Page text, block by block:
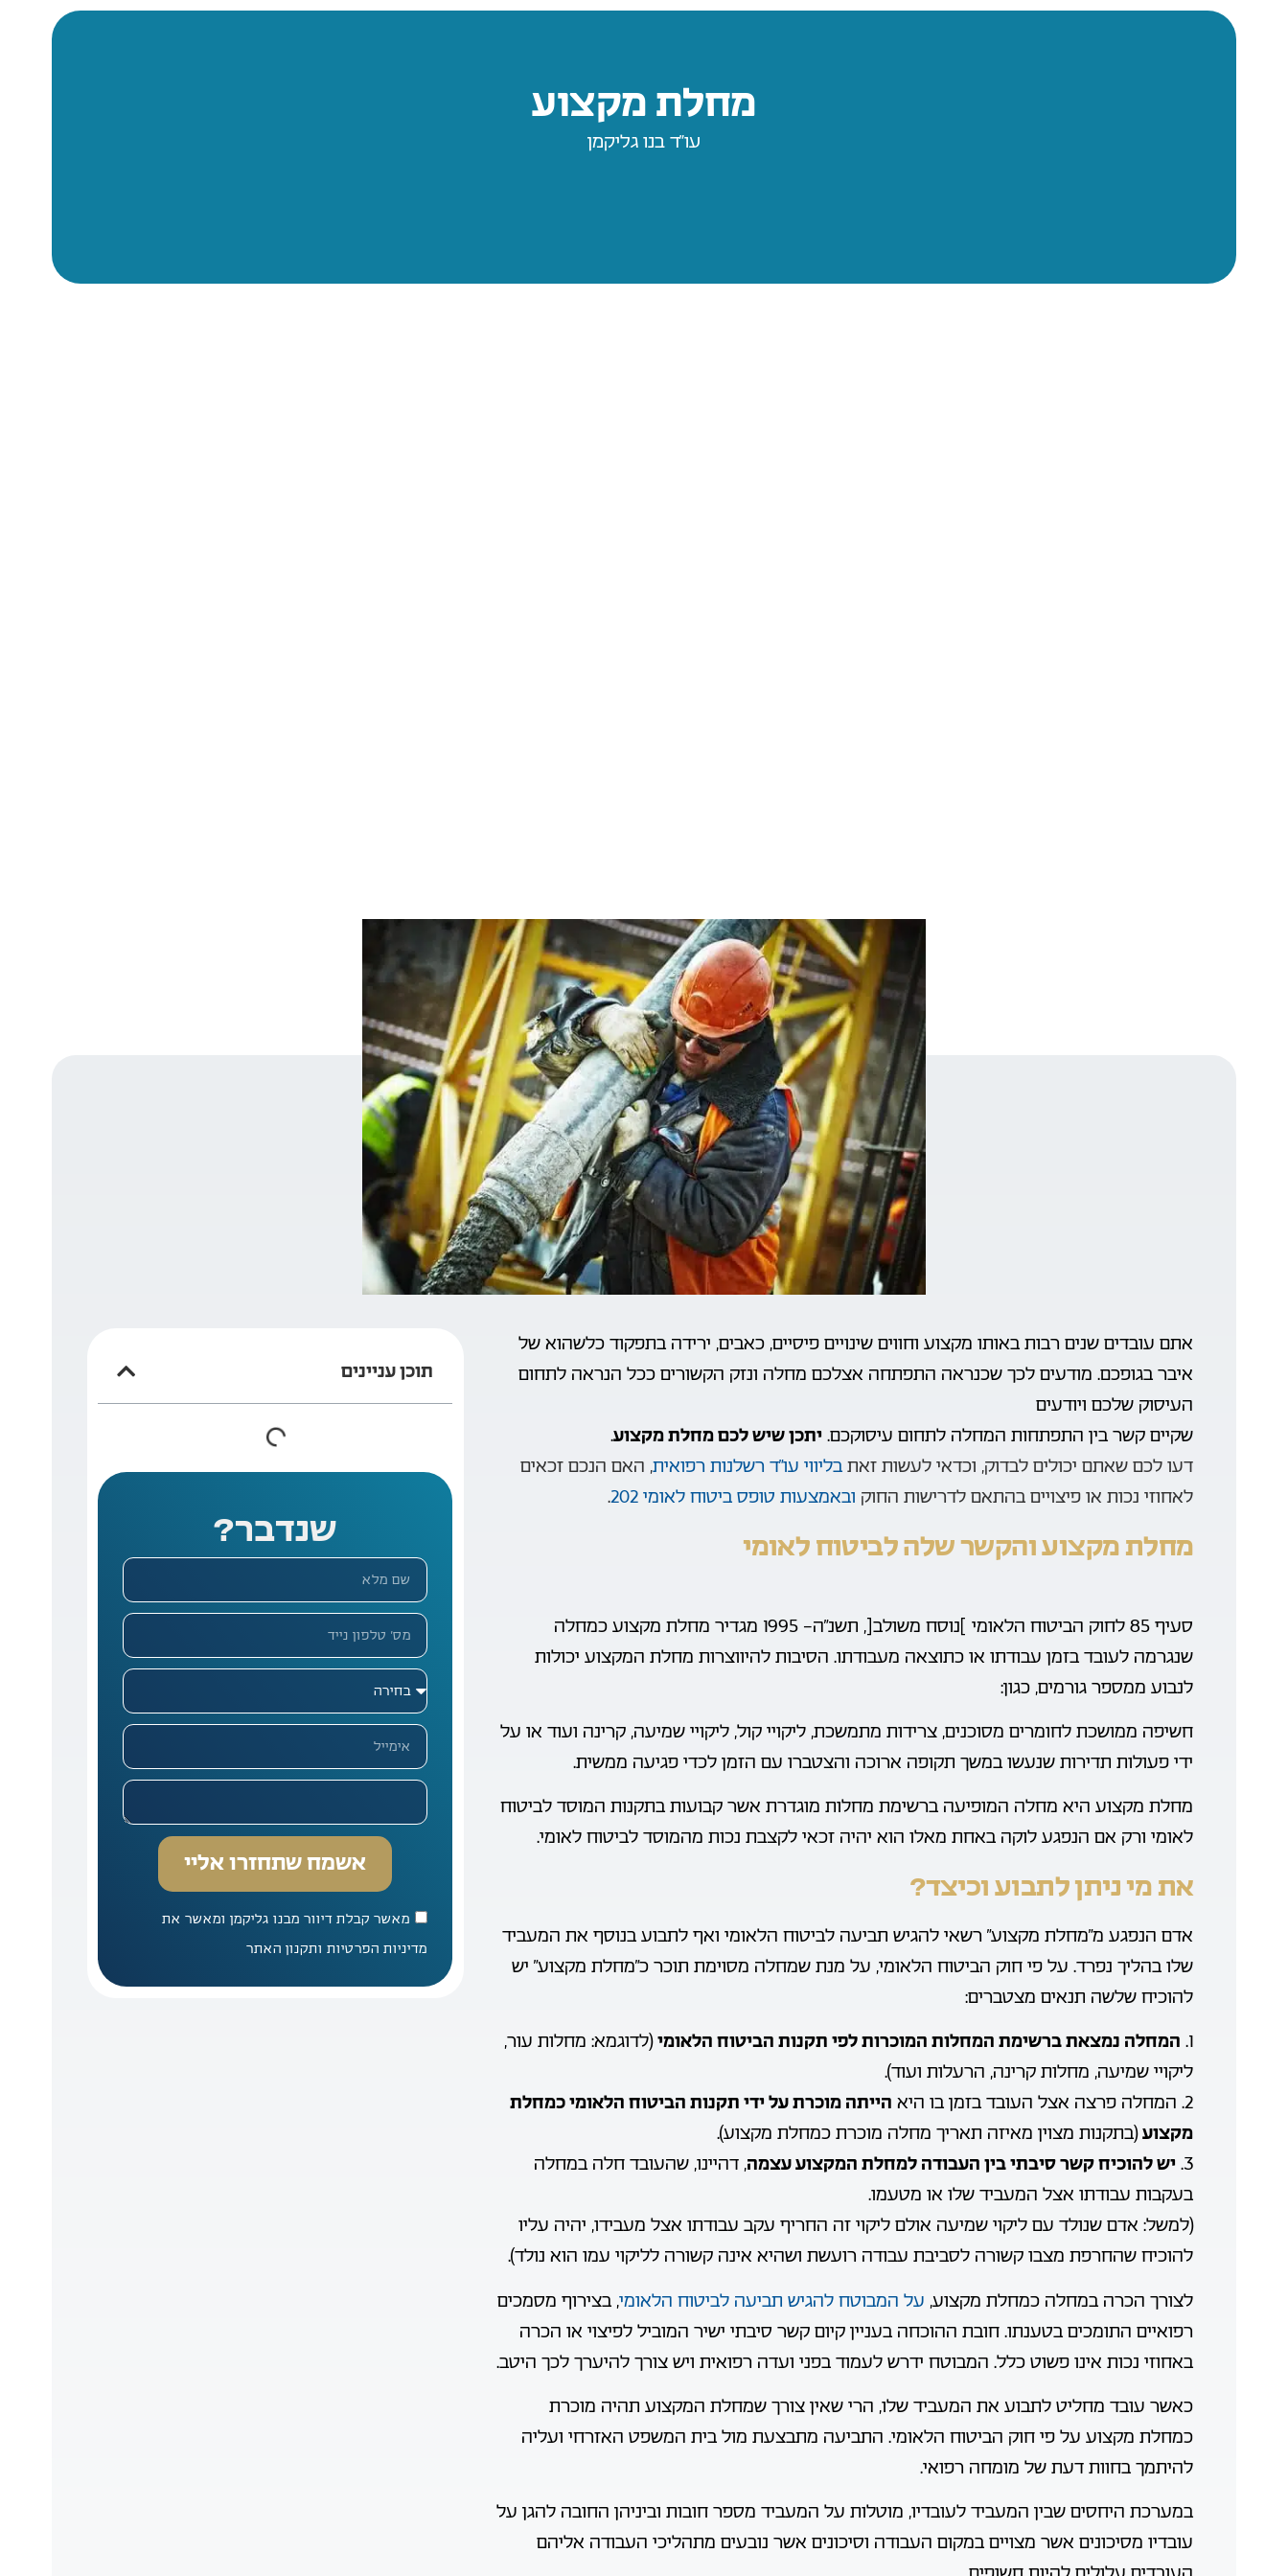
מחלת מקצוע
עו״ד בנו גליקמן
תוכן עניינים
שנדבר?
מאשר קבלת דיוור מבנו גליקמן ומאשר את
מדיניות הפרטיות ותקנון האתר
אשמח שתחזרו אליי
אתם עובדים שנים רבות באותו מקצוע וחווים שינויים פיסיים, כאבים, ירידה בתפקוד כלשהוא של
איבר בגופכם. מודעים לכך שכנראה התפתחה אצלכם מחלה ונזק הקשורים ככל הנראה לתחום
העיסוק שלכם ויודעים
שקיים קשר בין התפתחות המחלה לתחום עיסוקכם. יתכן שיש לכם מחלת מקצוע.
דעו לכם שאתם יכולים לבדוק, וכדאי לעשות זאת בליווי עו”ד רשלנות רפואית, האם הנכם זכאים
לאחוזי נכות או פיצויים בהתאם לדרישות החוק ובאמצעות טופס ביטוח לאומי 202 .
מחלת מקצוע והקשר שלה לביטוח לאומי
סעיף 85 לחוק הביטוח הלאומי [נוסח משולב], תשנ”ה- 1995 מגדיר מחלת מקצוע כמחלה
שנגרמה לעובד בזמן עבודתו או כתוצאה מעבודתו. הסיבות להיווצרות מחלת המקצוע יכולות
לנבוע ממספר גורמים, כגון:
חשיפה ממושכת לחומרים מסוכנים, צרידות מתמשכת, ליקויי קול, ליקויי שמיעה, קרינה ועוד או על
ידי פעולות תדירות שנעשו במשך תקופה ארוכה והצטברו עם הזמן לכדי פגיעה ממשית.
מחלת מקצוע היא מחלה המופיעה ברשימת מחלות מוגדרת אשר קבועות בתקנות המוסד לביטוח
לאומי ורק אם הנפגע לוקה באחת מאלו הוא יהיה זכאי לקצבת נכות מהמוסד לביטוח לאומי.
את מי ניתן לתבוע וכיצד?
אדם הנפגע מ”מחלת מקצוע” רשאי להגיש תביעה לביטוח הלאומי ואף לתבוע בנוסף את המעביד
שלו בהליך נפרד. על פי חוק הביטוח הלאומי, על מנת שמחלה מסוימת תוכר כ”מחלת מקצוע” יש
להוכיח שלשה תנאים מצטברים:
1. המחלה נמצאת ברשימת המחלות המוכרות לפי תקנות הביטוח הלאומי(לדוגמא: מחלות עור,
ליקויי שמיעה, מחלות קרינה, הרעלות ועוד).
2. המחלה פרצה אצל העובד בזמן בו היא
הייתה מוכרת על ידי תקנות הביטוח הלאומי כמחלת
מקצוע(בתקנות מצוין מאיזה תאריך מחלה מוכרת כמחלת מקצוע).
3. יש להוכיח קשר סיבתי בין העבודה למחלת המקצוע עצמה, דהיינו, שהעובד חלה במחלה
בעקבות עבודתו אצל המעביד שלו או מטעמו.
(למשל: אדם שנולד עם ליקוי שמיעה אולם ליקוי זה החריף עקב עבודתו אצל מעבידו, יהיה עליו
להוכיח שהחרפת מצבו קשורה לסביבת עבודה רועשת ושהיא אינה קשורה לליקוי עמו הוא נולד).
לצורך הכרה במחלה כמחלת מקצוע, על המבוטח להגיש תביעה לביטוח הלאומי, בצירוף מסמכים
רפואיים התומכים בטענתו. חובת ההוכחה בעניין קיום קשר סיבתי ישיר המוביל לפיצוי או הכרה
באחוזי נכות אינו פשוט כלל. המבוטח ידרש לעמוד בפני ועדה רפואית ויש צורך להיערך לכך היטב.
כאשר עובד מחליט לתבוע את המעביד שלו, הרי שאין צורך שמחלת המקצוע תהיה מוכרת
כמחלת מקצוע על פי חוק הביטוח הלאומי. התביעה מתבצעת מול בית המשפט האזרחי ועליה
להיתמך בחוות דעת של מומחה רפואי.
במערכת היחסים שבין המעביד לעובדיו, מוטלות על המעביד מספר חובות וביניהן החובה להגן על
עובדיו מסיכונים אשר מצויים במקום העבודה וסיכונים אשר נובעים מתהליכי העבודה אליהם